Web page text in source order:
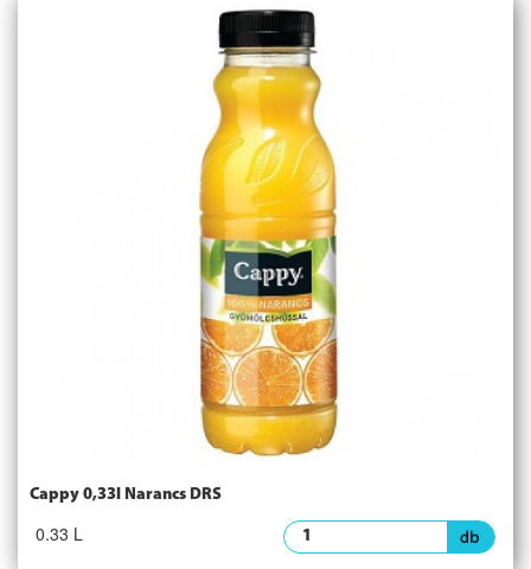
Cappy 0,33l Narancs DRS
0.33 L